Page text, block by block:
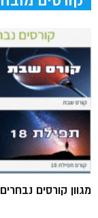
מגוון קורסים